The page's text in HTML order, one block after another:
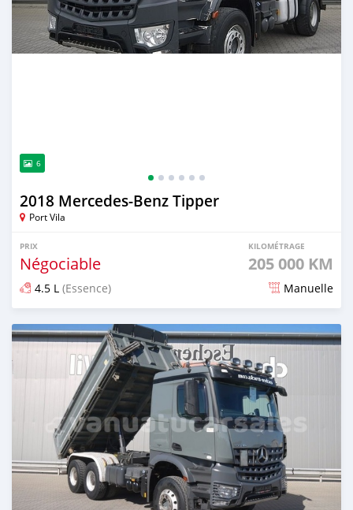
6
2018 Mercedes‒Benz Tipper
Port Vila
PRIX
Négociable
KILOMÉTRAGE
205 000 KM
4.5 L (Essence) Manuelle
Publié il y a plus de 2 ans